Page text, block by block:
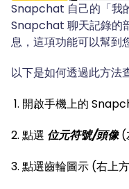
Snapchat 自己的「我
Snapchat 聊天記錄的
息，這項功能可以幫到您
以下是如何透過此方法
開啟手機上的
點選 位元符號/頭像(
點選齒輪圖示 (右上